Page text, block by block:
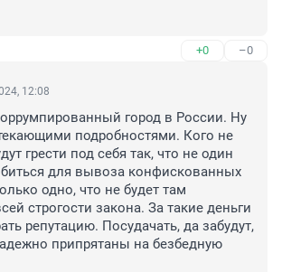
+0 –0
12:08
город в России. Ну
подробностями. Кого не
грести под себя так, что не один
для вывоза конфискованных
одно, что не будет там
строгости закона. За такие деньги
репутацию. Посудачать, да забудут,
припрятаны на безбедную